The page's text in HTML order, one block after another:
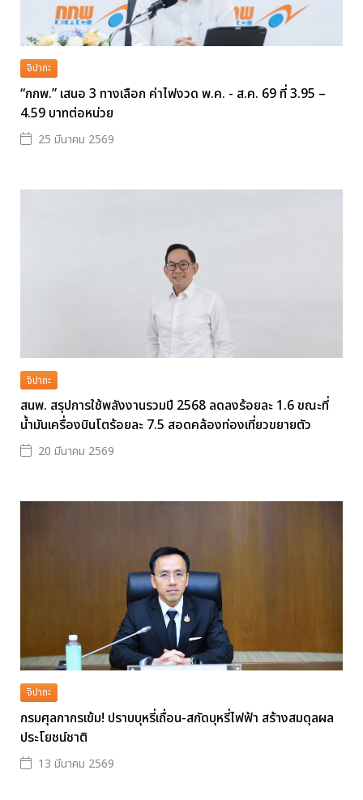
จิปาถะ
“กกพ.” เสนอ 3 ทางเลือก ค่าไฟงวด พ.ค. - ส.ค. 69 ที่ 3.95 –
4.59 บาทต่อหน่วย
25 มีนาคม 2569
จิปาถะ
สนพ. สรุปการใช้พลังงานรวมปี 2568 ลดลงร้อยละ 1.6 ขณะที่
น้ำมันเครื่องบินโตร้อยละ 7.5 สอดคล้องท่องเที่ยวขยายตัว
20 มีนาคม 2569
จิปาถะ
กรมศุลกากรเข้ม! ปราบบุหรี่เถื่อน-สกัดบุหรี่ไฟฟ้า สร้างสมดุลผล
ประโยชน์ชาติ
13 มีนาคม 2569